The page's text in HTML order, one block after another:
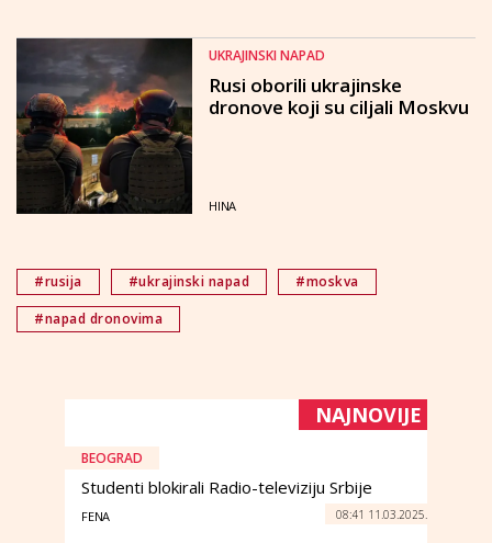
UKRAJINSKI NAPAD
Rusi oborili ukrajinske
dronove koji su ciljali Moskvu
HINA
#rusija #ukrajinski napad
#moskva
#napad dronovima
NAJNOVIJE
BEOGRAD
Studenti blokirali Radio-televiziju Srbije
FENA 08:41 11.03.2025.